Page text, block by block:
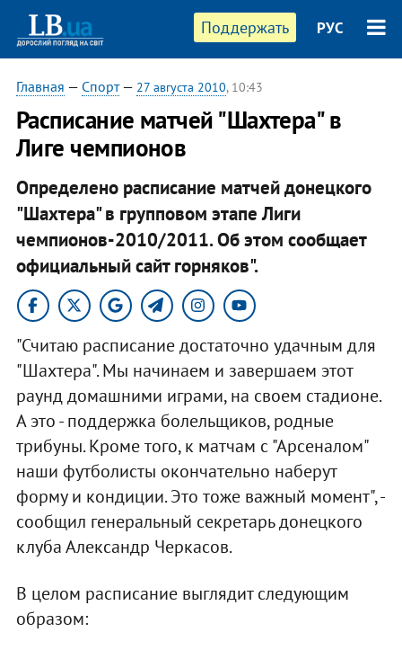
Поддержать РУС
Главная — Спорт— 27 августа 2010, 10:43
Расписание матчей "Шахтера" в
Лиге чемпионов
Определено расписание матчей донецкого
"Шахтера" в групповом этапе Лиги
чемпионов-2010/2011. Об этом сообщает
официальный сайт горняков".
"Считаю расписание достаточно удачным для
"Шахтера". Мы начинаем и завершаем этот
раунд домашними играми, на своем стадионе.
А это - поддержка болельщиков, родные
трибуны. Кроме того, к матчам с "Арсеналом"
наши футболисты окончательно наберут
форму и кондиции. Это тоже важный момент", -
сообщил генеральный секретарь донецкого
клуба Александр Черкасов.
В целом расписание выглядит следующим
образом: